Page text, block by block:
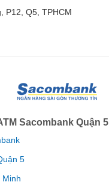
P12, Q5, TPHCM
Sacombank Quận 5
5
Minh